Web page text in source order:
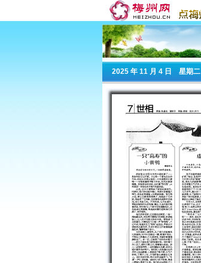
2025 年 11 月 4 日 星期二